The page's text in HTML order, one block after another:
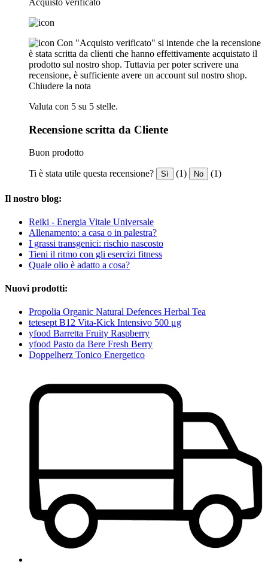
Con "Acquisto verificato" si intende che la recensione
è stata scritta da clienti che hanno effettivamente acquistato il
prodotto sul nostro shop. Tuttavia per poter scrivere una
recensione, è sufficiente avere un account sul nostro shop.
Chiudere la nota
Valuta con 5 su 5 stelle.
Recensione scritta da Cliente
Buon prodotto
Ti è stata utile questa recensione? Sì (1) No (1)
Il nostro blog:
Reiki - Energia Vitale Universale
Allenamento: a casa o in palestra?
I grassi transgenici: rischio nascosto
Tieni il ritmo con gli esercizi fitness
Quale olio è adatto a cosa?
Nuovi prodotti:
Propolia Organic Natural Defences Herbal Tea
tetesept B12 Vita-Kick Intensivo 500 μg
yfood Barretta Fruity Raspberry
yfood Pasto da Bere Fresh Berry
Doppelherz Tonico Energetico